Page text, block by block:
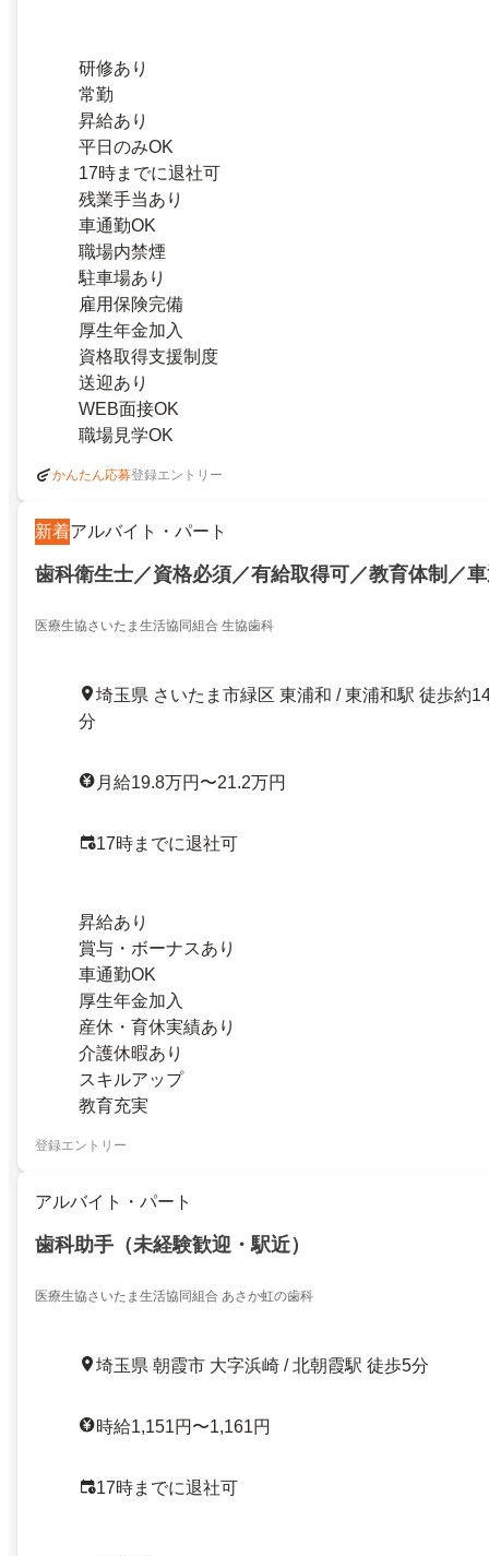
研修あり
常勤
昇給あり
平日のみOK
17時までに退社可
残業手当あり
車通勤OK
職場内禁煙
駐車場あり
雇用保険完備
厚生年金加入
資格取得支援制度
送迎あり
WEB面接OK
職場見学OK
かんたん応募登録エントリー
新着アルバイト・パート
歯科衛生士／資格必須／有給取得可／教育体制／
医療生協さいたま生活協同組合 生協歯科
埼玉県 さいたま市緑区 東浦和 / 東浦和駅 徒歩約
分
月給19.8万円〜21.2万円
17時までに退社可
昇給あり
賞与・ボーナスあり
車通勤OK
厚生年金加入
産休・育休実績あり
介護休暇あり
スキルアップ
教育充実
登録エントリー
アルバイト・パート
歯科助手（未経験歓迎・駅近）
医療生協さいたま生活協同組合 あさか虹の歯科
埼玉県 朝霞市 大字浜崎 / 北朝霞駅 徒歩5分
時給1,151円〜1,161円
17時までに退社可